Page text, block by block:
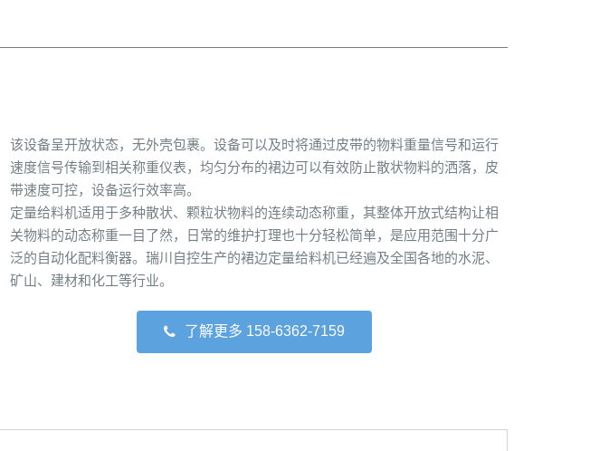
该设备呈开放状态，无外壳包裹。设备可以及时将通过皮带的物料重量信号和运行
速度信号传输到相关称重仪表，均匀分布的裙边可以有效防止散状物料的洒落，皮
带速度可控，设备运行效率高。
定量给料机适用于多种散状、颗粒状物料的连续动态称重，其整体开放式结构让相
关物料的动态称重一目了然，日常的维护打理也十分轻松简单，是应用范围十分广
泛的自动化配料衡器。瑞川自控生产的裙边定量给料机已经遍及全国各地的水泥、
矿山、建材和化工等行业。
了解更多 158-6362-7159